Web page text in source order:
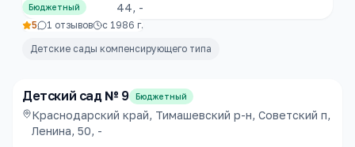
Бюджетный
44, -
5 1 отзывов с 1986 г.
Детские сады компенсирующего типа
Детский сад № 9 Бюджетный
Краснодарский край, Тимашевский р-н, Советский п,
Ленина, 50, -